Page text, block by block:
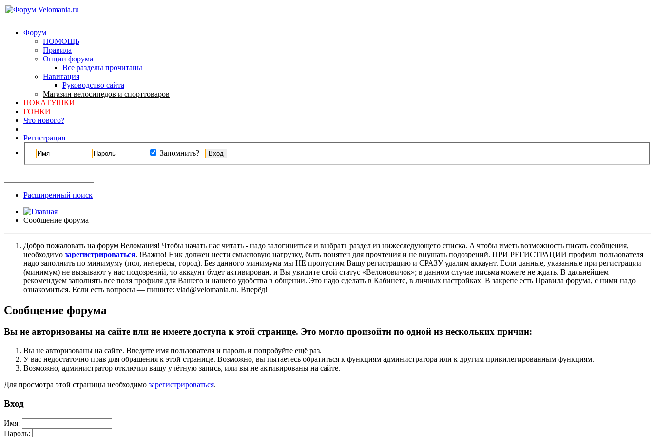
Форум
ПОМОЩЬ
Правила
Опции форума
Все разделы прочитаны
Навигация
Руководство сайта
Магазин велосипедов и спорттоваров
ПОКАТУШКИ
ГОНКИ
Что нового?
Регистрация
Запомнить?
Расширенный поиск
Сообщение форума
Добро пожаловать на форум Веломания! Чтобы начать нас читать - надо залогиниться и выбрать раздел из нижеследующего списка. A чтобы иметь возможность писать сообщения,
необходимо зарегистрироваться. !Важно! Ник должен нести смысловую нагрузку, быть понятен для прочтения и не внушать подозрений. ПРИ РЕГИСТРАЦИИ профиль пользователя
надо заполнить по минимуму (пол, интересы, город). Без данного минимума мы НЕ пропустим Вашу регистрацию и СРАЗУ удалим аккаунт. Если данные, указанные при регистрации
(минимум) не вызывают у нас подозрений, то аккаунт будет активирован, и Вы увидите свой статус «Велоновичок»; в данном случае письма можете не ждать. В дальнейшем
рекомендуем заполнять все поля профиля для Вашего и нашего удобства в общении. Это надо сделать в Кабинете, в личных настройках. В закрепе есть Правила форума, с ними надо
ознакомиться. Если есть вопросы — пишите: vlad@velomania.ru. Вперёд!
Сообщение форума
Вы не авторизованы на сайте или не имеете доступа к этой странице. Это могло произойти по одной из нескольких причин:
Вы не авторизованы на сайте. Введите имя пользователя и пароль и попробуйте ещё раз.
У вас недостаточно прав для обращения к этой странице. Возможно, вы пытаетесь обратиться к функциям администратора или к другим привилегированным функциям.
Возможно, администратор отключил вашу учётную запись, или вы не активированы на сайте.
Для просмотра этой страницы необходимо зарегистрироваться.
Вход
Имя:
Пароль: